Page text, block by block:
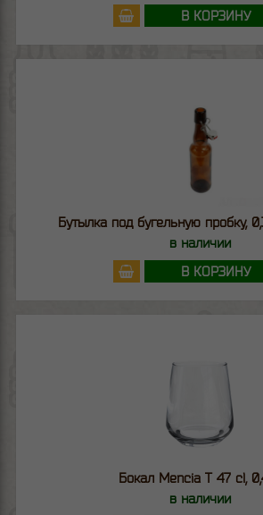
В КОРЗИНУ
Бутылка под бугельную пробку,
в наличии
В КОРЗИНУ
Бокал Mencia T 47 cl,
в наличии